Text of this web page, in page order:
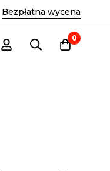
Bezpłatna wycena
0